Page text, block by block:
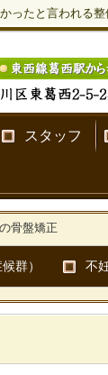
ったと言われる整
スタッフ
骨盤矯正
群） 不